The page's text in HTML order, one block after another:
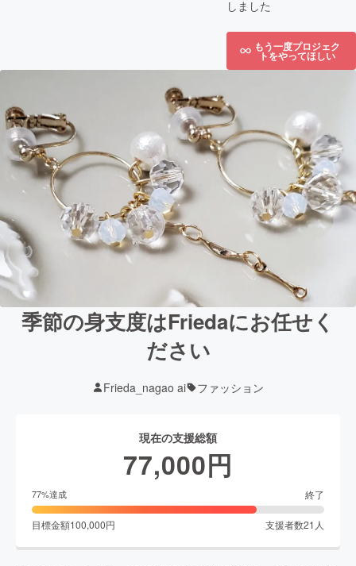
しました
もう一度プロジェク
トをやってほしい
季節の身支度はFriedaにお任せく
ださい
Frieda_nagao ai ファッション
現在の支援総額
77,000円
77%達成 終了
目標金額100,000円 支援者数21 人